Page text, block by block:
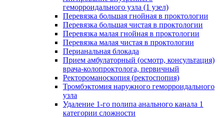
геморроидального узла (1 узел)
Перевязка большая гнойная в проктологии
Перевязка большая чистая в проктологии
Перевязка малая гнойная в проктологии
Перевязка малая чистая в проктологии
Перианальная блокада
Прием амбулаторный (осмотр, консультация)
врача-колопроктолога, первичный
Ректороманоскопия (ректоспопия)
Тромбэктомия наружного геморроидального
узла
Удаление 1-го полипа анального канала 1
категории сложности